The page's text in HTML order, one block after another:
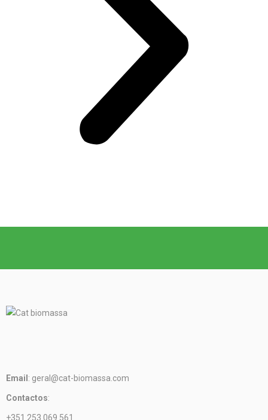
Email : geral@cat-biomassa.com
Contactos:
+351 253 069 561